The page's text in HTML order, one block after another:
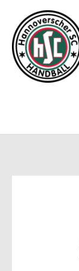
Inhalt
springen